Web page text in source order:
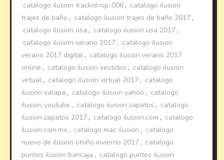
catalogo ilusion trackid=sp-006 , catalogo ilusion
trajes de baño , catalogo ilusion trajes de baño 2017 ,
catalogo ilusion usa , catalogo ilusion usa 2017 ,
catalogo ilusion verano 2017 , catalogo ilusion
verano 2017 digital , catalogo ilusion verano 2017
online , catalogo ilusion vestidos , catalogo ilusion
virtual , catalogo ilusion virtual 2017 , catalogo
ilusion xalapa , catalogo ilusion yahoo , catalogo
ilusion youtube , catalogo ilusion zapatos , catalogo
ilusion zapatos 2017 , catalogo ilusion.com , catalogo
ilusion.com.mx , catalogo mac ilusion , catalogo
nuevo de ilusion otoño invierno 2017 , catalogo
puntos ilusion bancaja , catalogo puntos ilusion